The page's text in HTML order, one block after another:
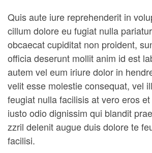
Quis aute iure reprehenderit in
cillum dolore eu fugiat nulla
obcaecat cupiditat non proident,
officia deserunt mollit anim id est
autem vel eum iriure dolor in
velit esse molestie consequat, vel
feugiat nulla facilisis at vero eros
iusto odio dignissim qui blandit
zzril delenit augue duis dolore te
facilisi.